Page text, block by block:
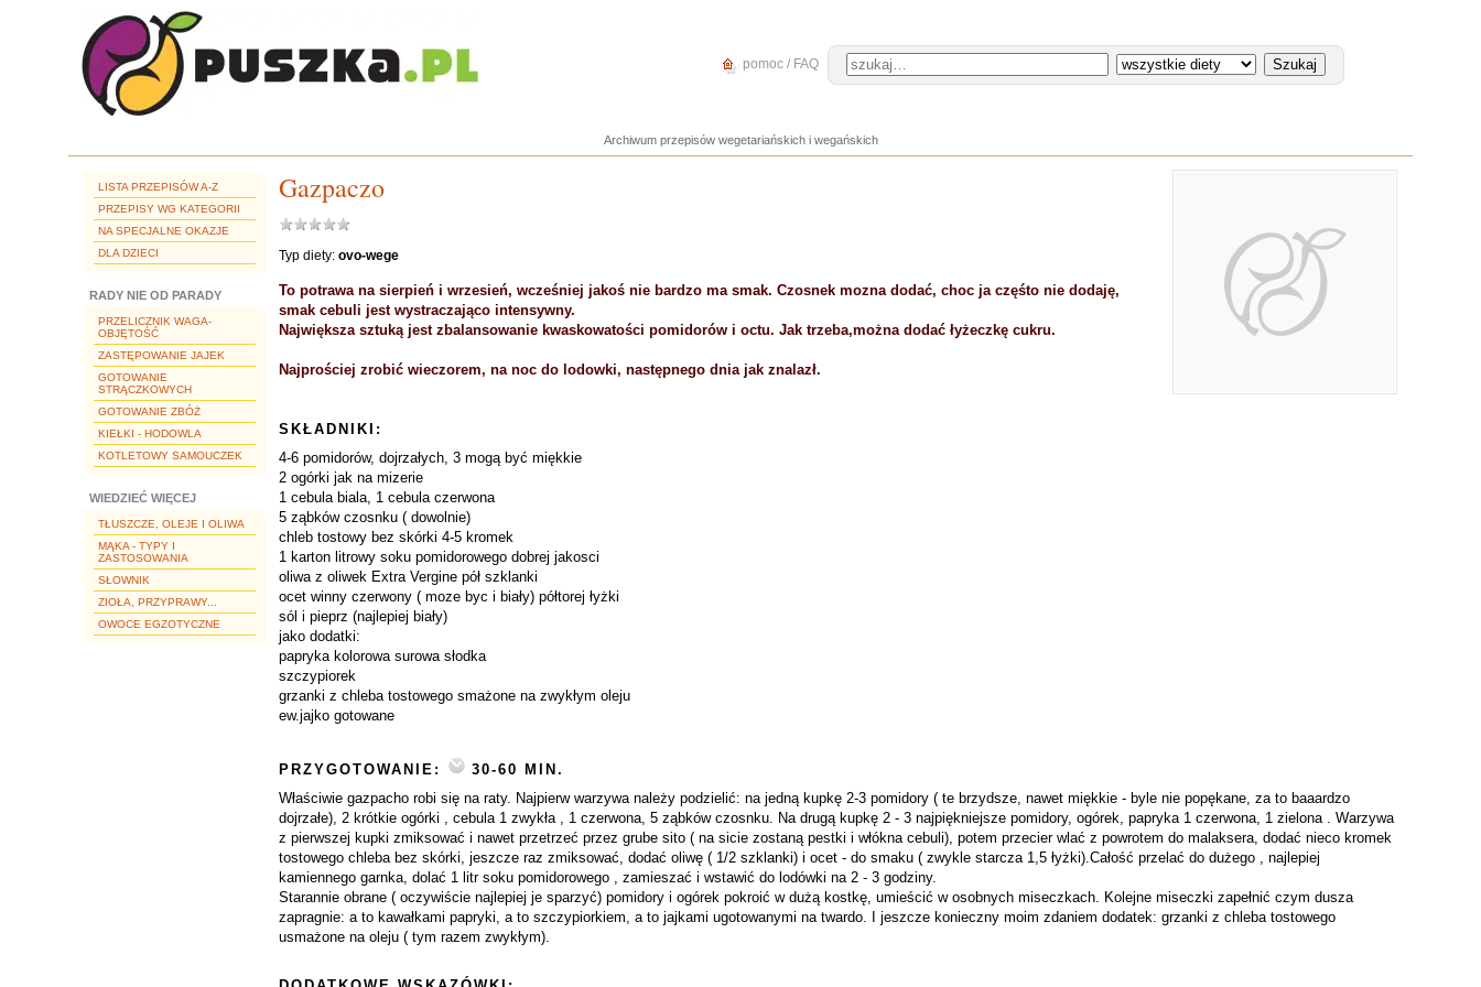
pomoc / FAQ
Archiwum przepisów wegetariańskich i wegańskich
LISTA PRZEPISÓW A-Z
PRZEPISY WG KATEGORII
NA SPECJALNE OKAZJE
DLA DZIECI
RADY NIE OD PARADY
PRZELICZNIK WAGA-
OBJĘTOŚĆ
ZASTĘPOWANIE JAJEK
GOTOWANIE
STRĄCZKOWYCH
GOTOWANIE ZBÓŻ
KIEŁKI - HODOWLA
KOTLETOWY SAMOUCZEK
WIEDZIEĆ WIĘCEJ
TŁUSZCZE, OLEJE I OLIWA
MĄKA - TYPY I
ZASTOSOWANIA
SŁOWNIK
ZIOŁA, PRZYPRAWY...
OWOCE EGZOTYCZNE
Gazpaczo
Typ diety: ovo-wege
To potrawa na sierpień i wrzesień, wcześniej jakoś nie bardzo ma smak. Czosnek mozna dodać, choc ja częśto nie dodaję,
smak cebuli jest wystraczająco intensywny.
Największa sztuką jest zbalansowanie kwaskowatości pomidorów i octu. Jak trzeba,można dodać łyżeczkę cukru.
Najprościej zrobić wieczorem, na noc do lodowki, następnego dnia jak znalazł.
SKŁADNIKI:
4-6 pomidorów, dojrzałych, 3 mogą być miękkie
2 ogórki jak na mizerie
1 cebula biala, 1 cebula czerwona
5 ząbków czosnku ( dowolnie)
chleb tostowy bez skórki 4-5 kromek
1 karton litrowy soku pomidorowego dobrej jakosci
oliwa z oliwek Extra Vergine pół szklanki
ocet winny czerwony ( moze byc i biały) półtorej łyżki
sól i pieprz (najlepiej biały)
jako dodatki:
papryka kolorowa surowa słodka
szczypiorek
grzanki z chleba tostowego smażone na zwykłym oleju
ew.jajko gotowane
PRZYGOTOWANIE:
30-60 MIN.
Właściwie gazpacho robi się na raty. Najpierw warzywa należy podzielić: na jedną kupkę 2-3 pomidory ( te brzydsze, nawet miękkie - byle nie popękane, za to baaardzo
dojrzałe), 2 krótkie ogórki , cebula 1 zwykła , 1 czerwona, 5 ząbków czosnku. Na drugą kupkę 2 - 3 najpiękniejsze pomidory, ogórek, papryka 1 czerwona, 1 zielona . Warzywa
z pierwszej kupki zmiksować i nawet przetrzeć przez grube sito ( na sicie zostaną pestki i włókna cebuli), potem przecier wlać z powrotem do malaksera, dodać nieco kromek
tostowego chleba bez skórki, jeszcze raz zmiksować, dodać oliwę ( 1/2 szklanki) i ocet - do smaku ( zwykle starcza 1,5 łyżki).Całość przelać do dużego , najlepiej
kamiennego garnka, dolać 1 litr soku pomidorowego , zamieszać i wstawić do lodówki na 2 - 3 godziny.
Starannie obrane ( oczywiście najlepiej je sparzyć) pomidory i ogórek pokroić w dużą kostkę, umieścić w osobnych miseczkach. Kolejne miseczki zapełnić czym dusza
zapragnie: a to kawałkami papryki, a to szczypiorkiem, a to jajkami ugotowanymi na twardo. I jeszcze konieczny moim zdaniem dodatek: grzanki z chleba tostowego
usmażone na oleju ( tym razem zwykłym).